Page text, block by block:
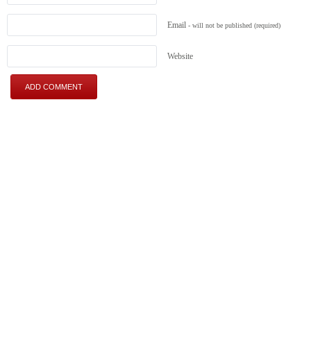
Email - will not be published (required)
Website